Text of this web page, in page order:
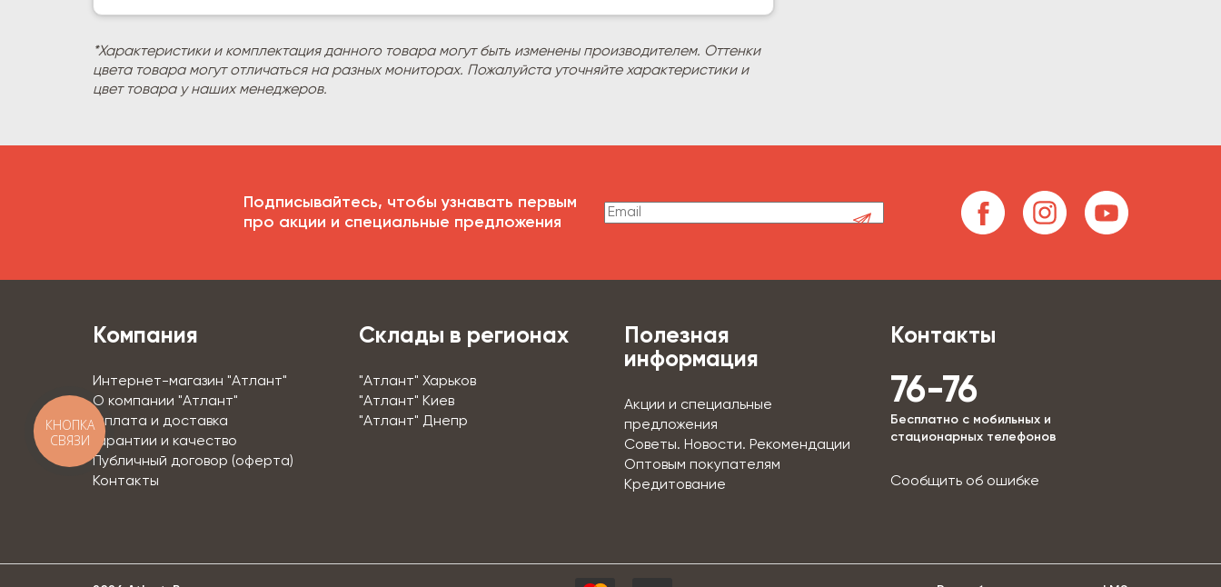
*Характеристики и комплектация данного товара могут быть изменены производителем. Оттенки
цвета товара могут отличаться на разных мониторах. Пожалуйста уточняйте характеристики и
цвет товара у наших менеджеров.
Подписывайтесь, чтобы узнавать первым
про акции и специальные предложения
Компания
Интернет-магазин "Атлант"
О компании "Атлант"
Оплата и доставка
Гарантии и качество
Публичный договор (оферта)
Контакты
Склады в регионах
"Атлант" Харьков
"Атлант" Киев
"Атлант" Днепр
Полезная
информация
Акции и специальные
предложения
Советы. Новости. Рекомендации
Оптовым покупателям
Кредитование
Контакты
76-76
Бесплатно с мобильных и
стационарных телефонов
Сообщить об ошибке
КНОПКА
СВЯЗИ